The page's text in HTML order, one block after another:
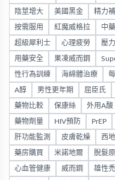
陰莖增大 美國黑金 精力
按需服用 紅魔威格拉 中
超級犀利士 心理疲勞 壓
用藥安全 果凍威而鋼
性行為訓練 海綿體治療
A醇 男性更年期 屈臣氏
藥物比較 保康絲 外用A酸
藥物劑量 HIV預防 PrEP
肝功能監測 皮膚乾燥 西
藥房購買 米諾地爾 脫髮
心血管健康 威而鋼 雄性禿